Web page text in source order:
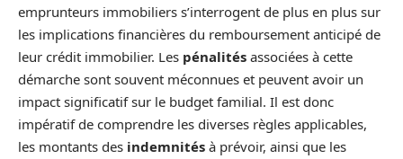
emprunteurs immobiliers s’interrogent de plus en plus sur
les implications financières du remboursement anticipé de
leur crédit immobilier. Les pénalités associées à cette
démarche sont souvent méconnues et peuvent avoir un
impact significatif sur le budget familial. Il est donc
impératif de comprendre les diverses règles applicables,
les montants des indemnités à prévoir, ainsi que les